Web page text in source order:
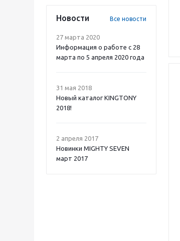
Новости Все новости
27 марта 2020
Информация о работе с 28
марта по 5 апреля 2020 года
31 мая 2018
Новый каталог KINGTONY
2018!
2 апреля 2017
Новинки MIGHTY SEVEN
март 2017